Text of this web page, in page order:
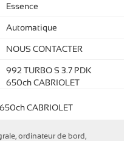
Essence
Automatique
NOUS CONTACTER
992 TURBO S 3.7 PDK
650ch CABRIOLET
CABRIOLET
ordinateur de bord,